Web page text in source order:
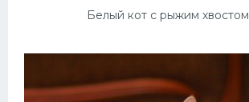
Белый кот с рыжим хвостом